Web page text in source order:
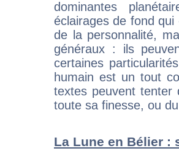
dominantes
éclairages de fond
de la personnalité,
généraux : ils
certaines
humain est un tout
textes peuvent tenter
toute sa finesse, ou
La Lune en Bélier :